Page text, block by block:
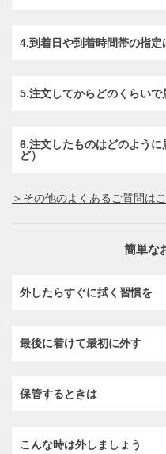
4.到着日や到着時間帯の指定
5.注文してからどのくらいで
6.注文したものはどのよう
ど）
＞その他のよくあるご質問は
簡単な
外したらすぐに拭く習慣を
最後に着けて最初に外す
保管するときは
こんな時は外しましょう